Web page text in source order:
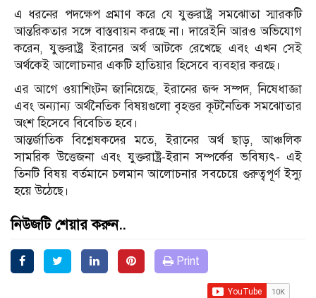
এ ধরনের পদক্ষেপ প্রমাণ করে যে যুক্তরাষ্ট্র সমঝোতা স্মারকটি
আন্তরিকতার সঙ্গে বাস্তবায়ন করছে না। দারেইনি আরও অভিযোগ
করেন, যুক্তরাষ্ট্র ইরানের অর্থ আটকে রেখেছে এবং এখন সেই
অর্থকেই আলোচনার একটি হাতিয়ার হিসেবে ব্যবহার করছে।
এর আগে ওয়াশিংটন জানিয়েছে, ইরানের জব্দ সম্পদ, নিষেধাজ্ঞা
এবং অন্যান্য অর্থনৈতিক বিষয়গুলো বৃহত্তর কূটনৈতিক সমঝোতার
অংশ হিসেবে বিবেচিত হবে।
আন্তর্জাতিক বিশ্লেষকদের মতে, ইরানের অর্থ ছাড়, আঞ্চলিক
সামরিক উত্তেজনা এবং যুক্তরাষ্ট্র-ইরান সম্পর্কের ভবিষ্যৎ- এই
তিনটি বিষয় বর্তমানে চলমান আলোচনার সবচেয়ে গুরুত্বপূর্ণ ইস্যু
হয়ে উঠেছে।
নিউজটি শেয়ার করুন..
Print